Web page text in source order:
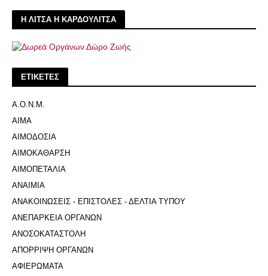
Η ΛΙΤΣΑ Η ΚΑΡΔΟΥΛΙΤΣΑ
ΕΤΙΚΕΤΕΣ
Α.Ο.Ν.Μ.
ΑΙΜΑ
ΑΙΜΟΔΟΣΙΑ
ΑΙΜΟΚΑΘΑΡΣΗ
ΑΙΜΟΠΕΤΑΛΙΑ
ΑΝΑΙΜΙΑ
ΑΝΑΚΟΙΝΩΣΕΙΣ - ΕΠΙΣΤΟΛΕΣ - ΔΕΛΤΙΑ ΤΥΠΟΥ
ΑΝΕΠΑΡΚΕΙΑ ΟΡΓΑΝΩΝ
ΑΝΟΣΟΚΑΤΑΣΤΟΛΗ
ΑΠΟΡΡΙΨΗ ΟΡΓΑΝΩΝ
ΑΦΙΕΡΩΜΑΤΑ